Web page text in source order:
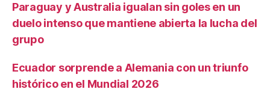
Paraguay y Australia igualan sin goles en un
duelo intenso que mantiene abierta la lucha del
grupo
Ecuador sorprende a Alemania con un triunfo
histórico en el Mundial 2026